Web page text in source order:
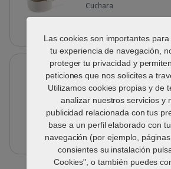
Cuchara
VETERINARY®
medidores para
y gatos
Gatos y perros pequeños
Desde 0,30 €
Las cookies son importantes
tu experiencia de navegación,
proteger tu privacidad y
peticiones que nos solicites a
Utilizamos cookies propias y de
analizar nuestros servicios y
publicidad relacionada con tus
base a un perfil elaborado con
navegación (por ejemplo,
consientes su instalación
Cookies", o también puedes